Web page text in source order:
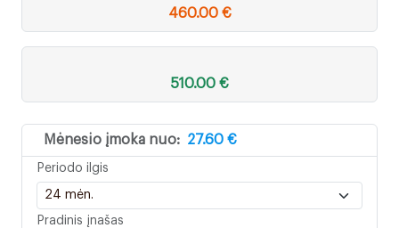
460.00 €
510.00 €
Mėnesio įmoka nuo: 27.60 €
Periodo ilgis
Pradinis įnašas